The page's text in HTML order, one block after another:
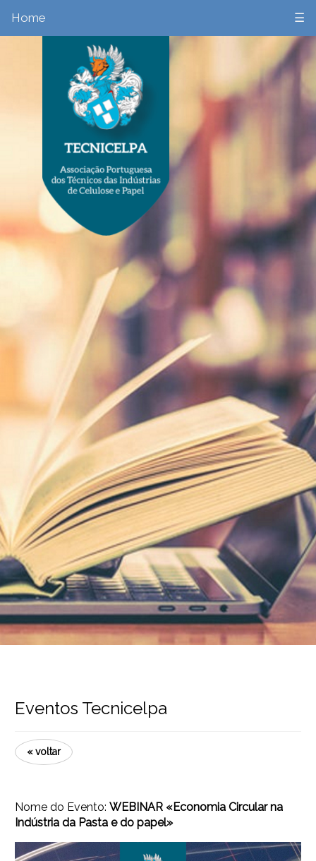
Home ☰
Eventos Tecnicelpa
« voltar
Nome do Evento: WEBINAR «Economia Circular na
Indústria da Pasta e do papel»